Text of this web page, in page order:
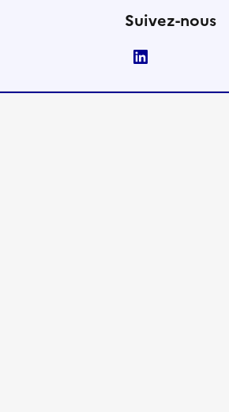
Suivez-nous